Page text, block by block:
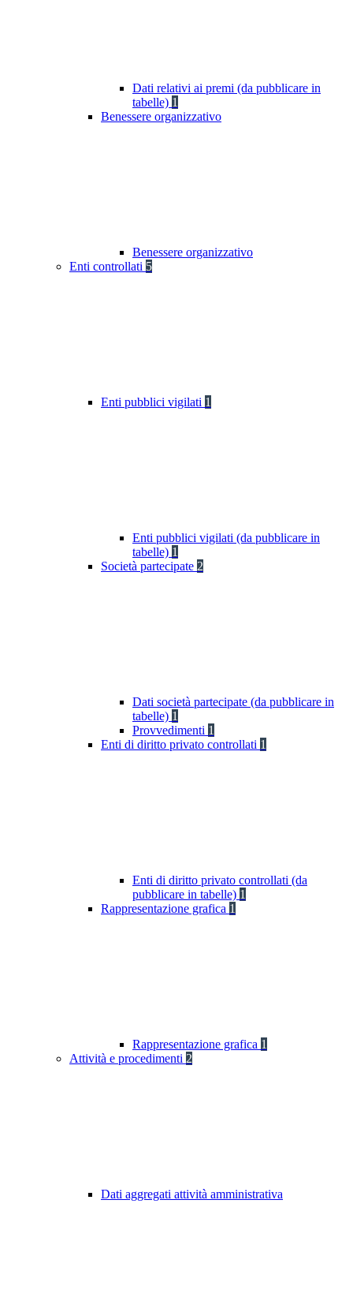
Dati relativi ai premi (da pubblicare in
tabelle) 1
Benessere organizzativo
Benessere organizzativo
Enti controllati 5
Enti pubblici vigilati 1
Enti pubblici vigilati (da pubblicare in
tabelle) 1
Società partecipate 2
Dati società partecipate (da pubblicare in
tabelle) 1
Provvedimenti 1
Enti di diritto privato controllati 1
Enti di diritto privato controllati (da
pubblicare in tabelle) 1
Rappresentazione grafica 1
Rappresentazione grafica 1
Attività e procedimenti 2
Dati aggregati attività amministrativa